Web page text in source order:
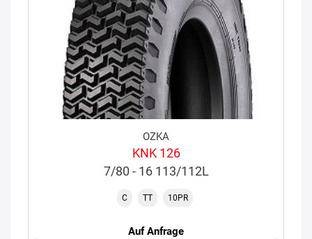
OZKA
KNK 126
7/80 - 16 113/112L
C TT 10PR
Auf Anfrage